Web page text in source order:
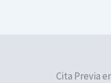
Cita Previa